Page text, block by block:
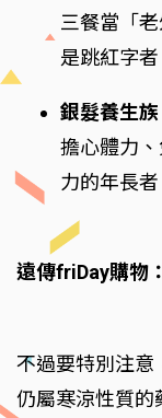
三餐當「
是跳紅字者
銀髮養生族
擔心體力
力的年長者
遠傳friDay購物
不過要特別注意
仍屬寒涼性質的